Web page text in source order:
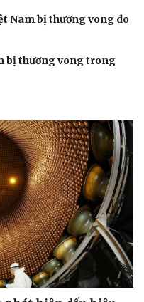
Nam bị thương vong do
bị thương vong trong